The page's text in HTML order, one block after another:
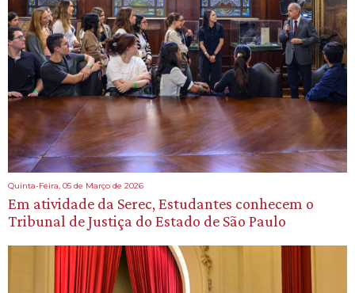
Quinta-Feira, 05 de Março de 2026
Em atividade da Serec, Estudantes conhecem o
Tribunal de Justiça do Estado de São Paulo